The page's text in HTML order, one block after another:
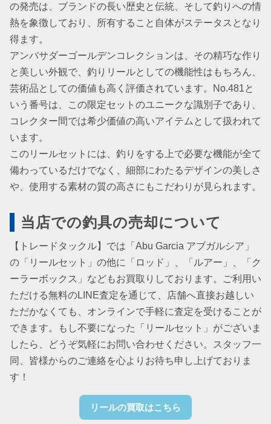
の発売は、ブランドの長い歴史と伝統、そして釣りへの情
熱を象徴しており、所有すること自体がステータスとなり
得ます。
アンバサダーゴールデンコレクションは、その精巧な作り
と美しい外観で、釣りリールとしての機能性はもちろん、
芸術品としての価値も高く評価されています。No.481と
いう番号は、この限定セットのユニークな識別子であり、
コレクター間では希少価値の高いアイテムとして扱われて
います。
このリールセットには、釣りをする上で必要な機能が全て
備わっているだけでなく、細部にわたるデザインの美しさ
や、使用する素材の質の高さにもこだわりが見られます。
当店での釣具の売却について
【トレードタックル】では「Abu Garcia アブガルシア」
の「リールセット」の他に「ロッド」、「ルアー」、「ク
ーラーボックス」などもお買取りしております。ご利用い
ただける無料のLINE査定を通じて、店舗へ直接お越しい
ただかなくても、オンラインで手軽に査定を受けることが
できます。もし不要になった「リールセット」がございま
したら、どうぞ気軽にお問い合わせください。スタッフ一
同、皆様からのご連絡を心よりお待ち申し上げておりま
す！
リールの買取はこちら